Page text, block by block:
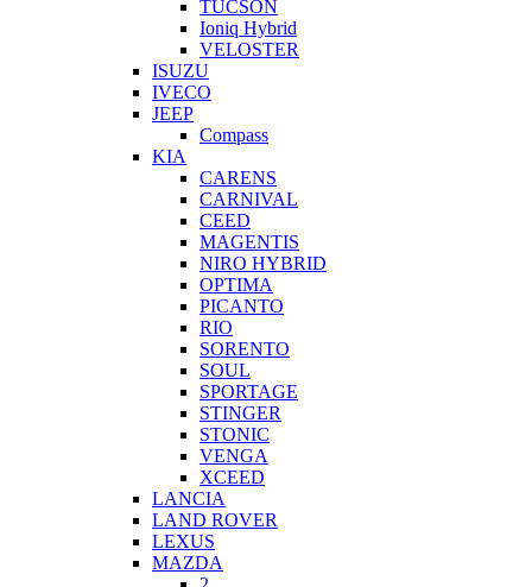
TUCSON
Ioniq Hybrid
VELOSTER
ISUZU
IVECO
JEEP
Compass
KIA
CARENS
CARNIVAL
CEED
MAGENTIS
NIRO HYBRID
OPTIMA
PICANTO
RIO
SORENTO
SOUL
SPORTAGE
STINGER
STONIC
VENGA
XCEED
LANCIA
LAND ROVER
LEXUS
MAZDA